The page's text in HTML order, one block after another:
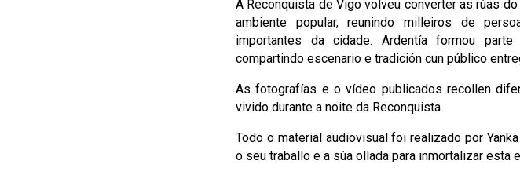
A Reconquista de Vigo volveu converter as rúas
ambiente popular, reunindo milleiros de
importantes da cidade. Ardentía formou
compartindo escenario e tradición cun público
As fotografías e o vídeo publicados recollen
vivido durante a noite da Reconquista.
Todo o material audiovisual foi realizado por
o seu traballo e a súa ollada para inmortalizar esta